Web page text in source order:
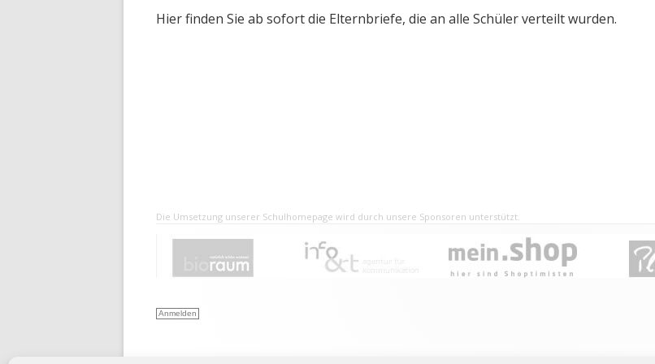
Hier finden Sie ab sofort die Elternbriefe, die an alle Schüler verteilt wurden.
Die Umsetzung unserer Schulhomepage wird durch unsere Sponsoren unterstützt.
Anmelden